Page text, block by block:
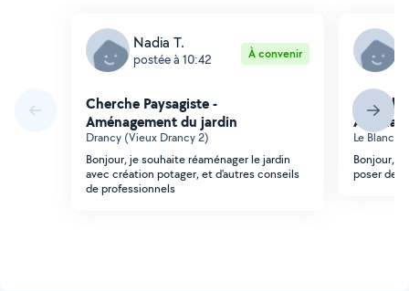
Nadia T.
postée à 10:42 À convenir
Cherche Paysagiste -
Aménagement du jardin
Drancy (Vieux Drancy 2)
Bonjour, je souhaite réaménager le jardin
avec création potager, et d'autres conseils
de professionnels
Le Blanc-
Bonjour,
poser des